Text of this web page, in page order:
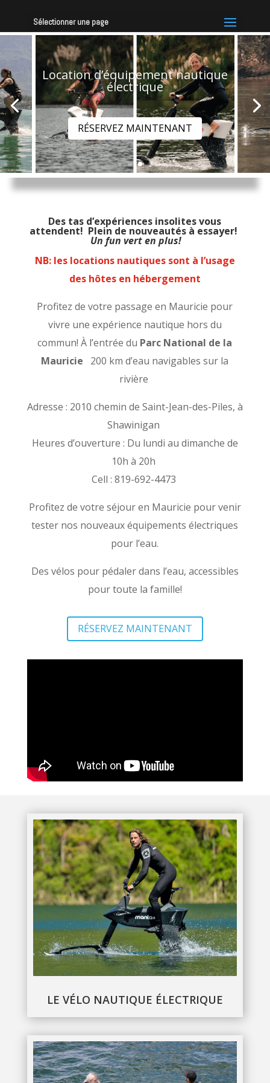
Sélectionner une page
Location d’équipement nautique
électrique
RÉSERVEZ MAINTENANT
Des tas d’expériences insolites vous
attendent! Plein de nouveautés à essayer!
Un fun vert en plus!
NB: les locations nautiques sont à l’usage
des hôtes en hébergement
Profitez de votre passage en Mauricie pour
vivre une expérience nautique hors du
commun!À l’entrée du Parc National de la
Mauricie 200 km d’eau navigables sur la
rivière
Adresse : 2010 chemin de Saint-Jean-des-Piles, à
Shawinigan
Heures d’ouverture : Du lundi au dimanche de
10h à 20h
Cell : 819-692-4473
Profitez de votre séjour en Mauricie pour venir
tester nos nouveaux équipements électriques
pour l’eau.
Des vélos pour pédaler dans l’eau, accessibles
pour toute la famille!
RÉSERVEZ MAINTENANT
LE VÉLO NAUTIQUE ÉLECTRIQUE